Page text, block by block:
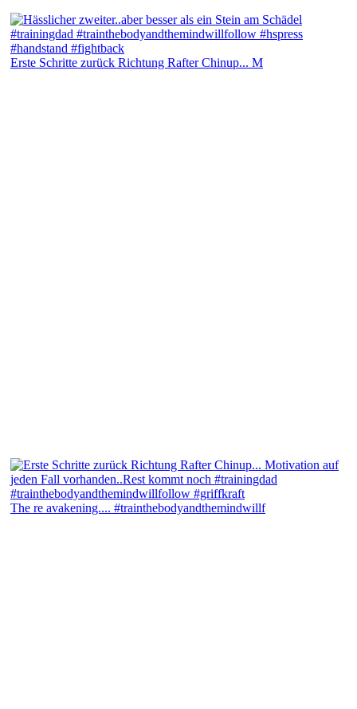
Erste Schritte zurück Richtung Rafter Chinup... M
The re avakening.... #trainthebodyandthemindwillf